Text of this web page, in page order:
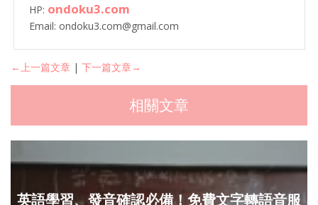
HP: ondoku3.com
Email: ondoku3.com@gmail.com
←上一篇文章 | 下一篇文章→
相關文章
英語學習、發音確認必備！免費文字轉語音服